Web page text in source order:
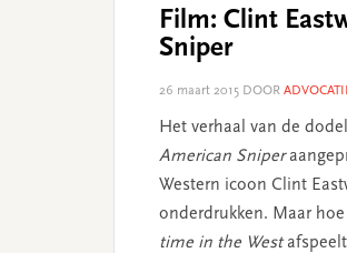
Film: Clint
Sniper
26 maart 2015 DOOR
Het verhaal van de
American Sniper
Western icoon Clint
onderdrukken. Maar
time in the West